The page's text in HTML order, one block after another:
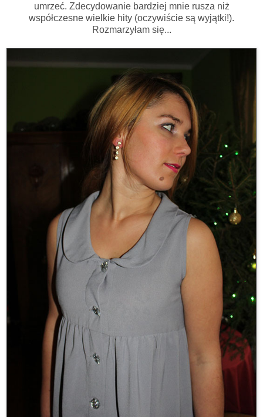
umrzeć. Zdecydowanie bardziej mnie rusza niż
współczesne wielkie hity (oczywiście są wyjątki!).
Rozmarzyłam się...